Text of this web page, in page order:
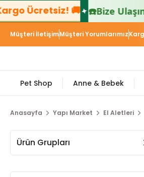
Ücretsiz! 🚚 ☎️Bize Ulaşın:
Müşteri İletişimMüşteri Yorumlarımız
Pet Shop Anne & Bebek
Anasayfa Yapı Market El Aletleri
Ürün Grupları